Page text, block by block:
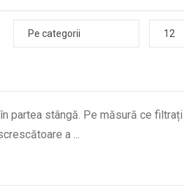
Pe categorii 12
partea stângă. Pe măsură ce filtrați
a...